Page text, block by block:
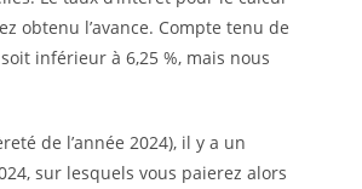
obtenu l’avance. Compte tenu de
inférieur à 6,25 %, mais nous
de l’année 2024), il y a un
sur lesquels vous paierez alors